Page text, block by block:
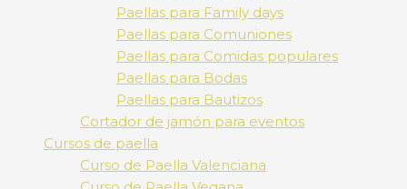
Paellas para Family days
Paellas para Comuniones
Paellas para Comidas populares
Paellas para Bodas
Paellas para Bautizos
Cortador de jamón para eventos
Cursos de paella
Curso de Paella Valenciana